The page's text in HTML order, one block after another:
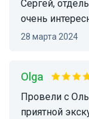
Сергей,
очень
28 марта 2024
Olga
Провели с Ольгой несколько часов на очень
приятной